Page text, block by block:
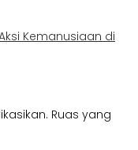
Kemanusiaan di
Ruas yang